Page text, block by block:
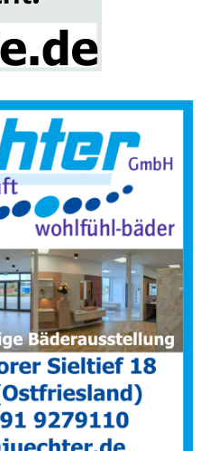
vor Ort in den